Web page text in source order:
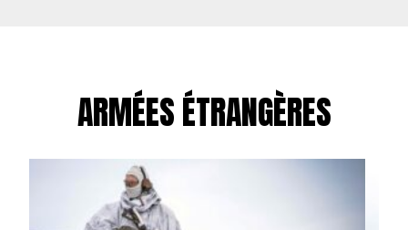
ARMÉES ÉTRANGÈRES